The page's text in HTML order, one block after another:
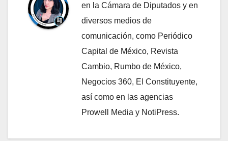
en la Cámara de Diputados y en
diversos medios de
comunicación, como Periódico
Capital de México, Revista
Cambio, Rumbo de México,
Negocios 360, El Constituyente,
así como en las agencias
Prowell Media y NotiPress.